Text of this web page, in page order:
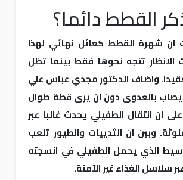
القطط دائما؟
ان شهرة القطط كعائل نهائي لهذا
الانظار تتجه نحوها فقط بينما تظل
واضاف الدكتور مجدي عباس علي
يصاب بالعدوى دون ان يرى قطة طوال
ان انتقال الطفيلي يحدث غالبا عبر
وبين ان الثدييات والطيور تلعب
الذي يحمل الطفيلي في انسجته
سلاسل الغذاء غير الآمنة.